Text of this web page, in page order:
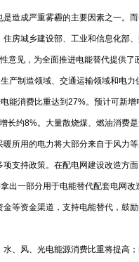
是造成严重雾霾的主要因素之
房城乡建设部、工业和信息化
导性意见，为全面推进电能替代
生产制造领域、交通运输领域和
电能消费比重达到27%。预计
长约8%。大量散烧煤、燃油消
暖所用的电力将大部分来自于
支持政策。在配电网建设改造
拿出一部分用于电能替代配套
等资金渠道，支持电能替代，
、风、光电能源消费比重将提